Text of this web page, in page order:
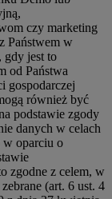
czy marketing
Państwem w
gdy jest to
od Państwa
gospodarczej
również być
podstawie zgody
danych w celach
w oparciu o
zgodne z celem, w
(art. 6 ust. 4